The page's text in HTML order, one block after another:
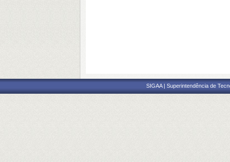
SIGAA | Superintendência de